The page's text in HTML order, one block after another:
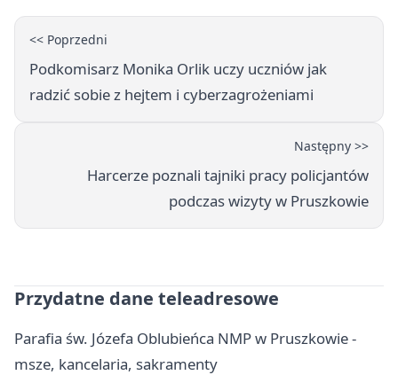
<< Poprzedni
Podkomisarz Monika Orlik uczy uczniów jak
radzić sobie z hejtem i cyberzagrożeniami
Następny >>
Harcerze poznali tajniki pracy policjantów
podczas wizyty w Pruszkowie
Przydatne dane teleadresowe
Parafia św. Józefa Oblubieńca NMP w Pruszkowie -
msze, kancelaria, sakramenty